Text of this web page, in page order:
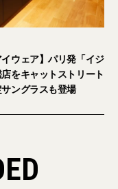
イウェア】パリ発「イジ
をキャットストリート
ングラスも登場